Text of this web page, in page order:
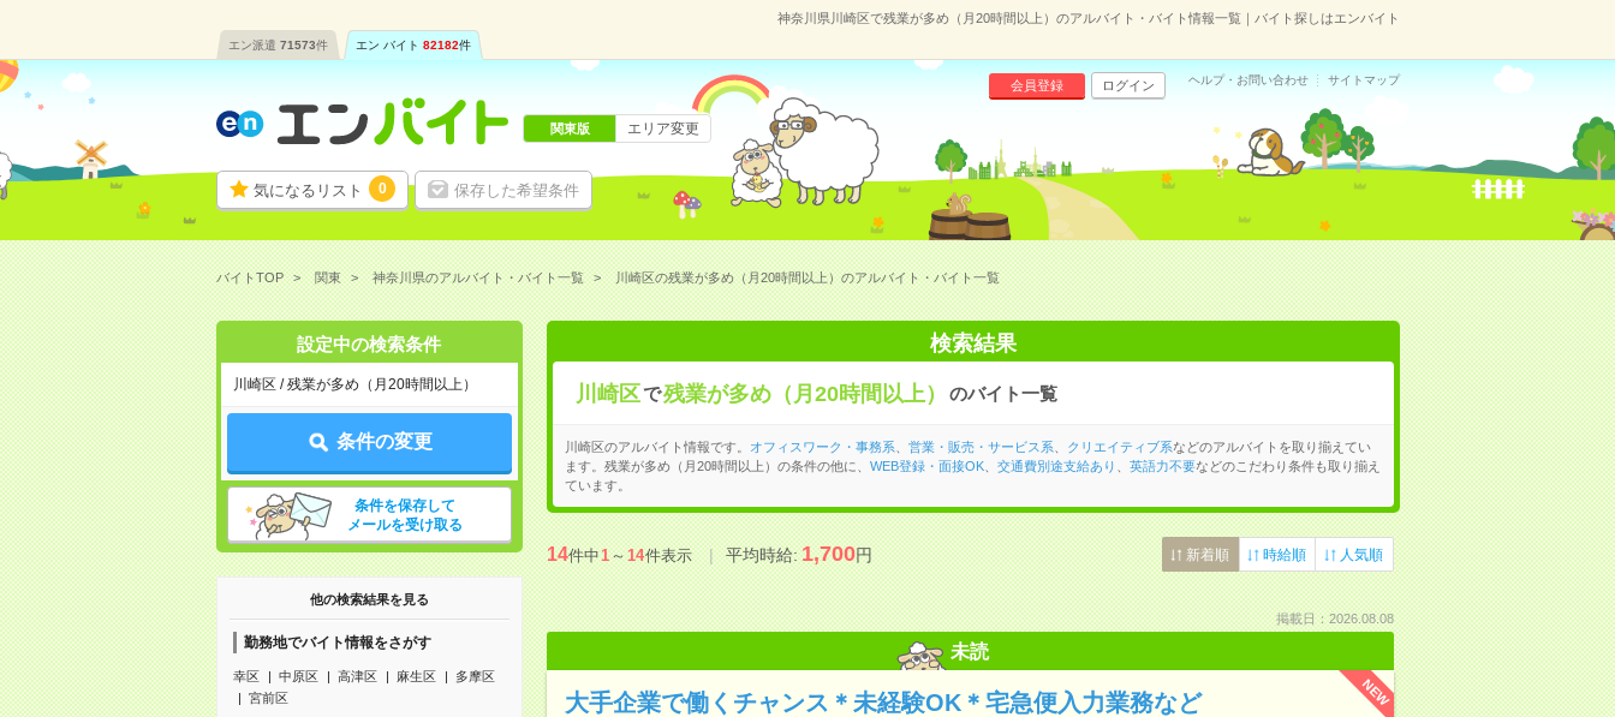
神奈川県川崎区で残業が多め（月20時間以上）のアルバイト・バイト情報一覧｜バイト探しはエンバイト
エン派遣 71573件 エン バイト 82182件
気になるリスト 0 保存した希望条件
会員登録 ログイン ヘルプ・お問い合わせ サイトマップ
関東版 エリア変更
バイトTOP 関東 神奈川県のアルバイト・バイト一覧 川崎区の残業が多め（月20時間以上）のアルバイト・バイト一覧
設定中の検索条件
川崎区 / 残業が多め（月20時間以上）
条件の変更
条件を保存して
メールを受け取る
他の検索結果を見る
勤務地でバイト情報をさがす
幸区 中原区 高津区 麻生区
多摩区
宮前区
検索結果
川崎区で残業が多め（月20時間以上） のバイト一覧
川崎区のアルバイト情報です。 オフィスワーク・事務系 営業・販売・サービス系 クリエイティブ系などのアルバイトを取り揃えてい
ます。残業が多め（月20時間以上）の条件の他に、 WEB登録・面接OK、 交通費別途支給あり 英語力不要などのこだわり条件も取り揃え
ています。
14件中1～14件表示 平均時給:1,700円 新着順 時給順 人気順
掲載日：2026.08.08
未読
NEW
大手企業で働くチャンス＊未経験OK＊宅急便入力業務など